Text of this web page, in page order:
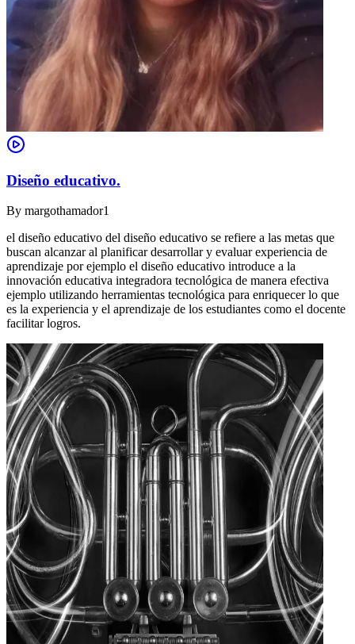
Diseño educativo.
By margothamador1
el diseño educativo del diseño educativo se refiere a las metas que
buscan alcanzar al planificar desarrollar y evaluar experiencia de
aprendizaje por ejemplo el diseño educativo introduce a la
innovación educativa integradora tecnológica de manera efectiva
ejemplo utilizando herramientas tecnológica para enriquecer lo que
es la experiencia y el aprendizaje de los estudiantes como el docente
facilitar logros.